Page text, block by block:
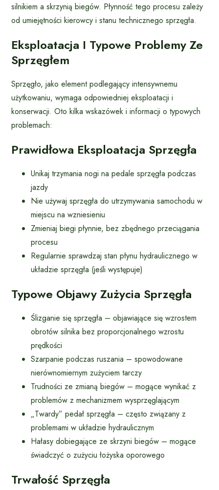
silnikiem a skrzynią biegów. Płynność tego procesu zależy
od umiejętności kierowcy i stanu technicznego sprzęgła.
Eksploatacja I Typowe Problemy Ze
Sprzęgłem
Sprzęgło, jako element podlegający intensywnemu
użytkowaniu, wymaga odpowiedniej eksploatacji i
konserwacji. Oto kilka wskazówek i informacji o typowych
problemach:
Prawidłowa Eksploatacja Sprzęgła
Unikaj trzymania nogi na pedale sprzęgła podczas
jazdy
Nie używaj sprzęgła do utrzymywania samochodu w
miejscu na wzniesieniu
Zmieniaj biegi płynnie, bez zbędnego przeciągania
procesu
Regularnie sprawdzaj stan płynu hydraulicznego w
układzie sprzęgła (jeśli występuje)
Typowe Objawy Zużycia Sprzęgła
Ślizganie się sprzęgła – objawiające się wzrostem
obrotów silnika bez proporcjonalnego wzrostu
prędkości
Szarpanie podczas ruszania – spowodowane
nierównomiernym zużyciem tarczy
Trudności ze zmianą biegów – mogące wynikać z
problemów z mechanizmem wysprzęglającym
„Twardy” pedał sprzęgła – często związany z
problemami w układzie hydraulicznym
Hałasy dobiegające ze skrzyni biegów – mogące
świadczyć o zużyciu łożyska oporowego
Trwałość Sprzęgła